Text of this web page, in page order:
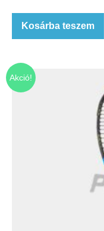
Kosárba teszem
Akció!